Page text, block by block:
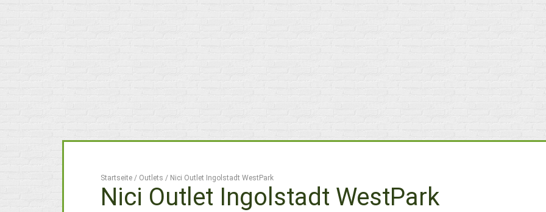
Startseite / Outlets / Nici Outlet Ingolstadt WestPark
Nici Outlet Ingolstadt WestPark